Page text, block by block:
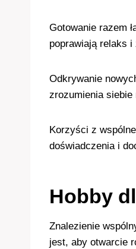
Gotowanie razem
poprawiają relaks
Odkrywanie
zrozumienia
Korzyści z
doświadczenia i
Hobby
Znalezienie
jest, aby otwarcie